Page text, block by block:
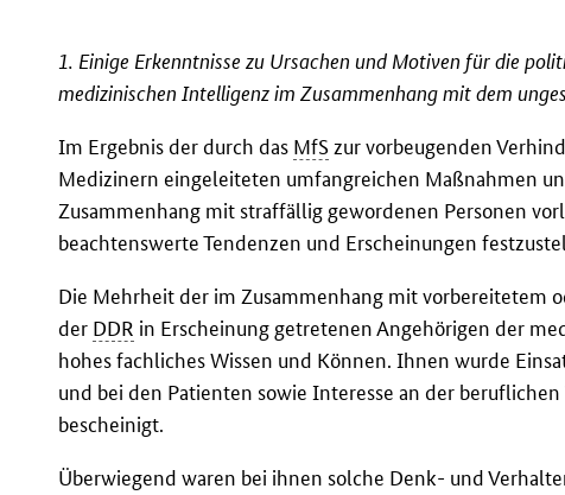
1. Einige Erkenntnisse zu Ursachen und Motiven für die
medizinischen Intelligenz im Zusammenhang mit dem
Im Ergebnis der durch das MfS zur vorbeugenden
Medizinern eingeleiteten umfangreichen Maßnahmen
Zusammenhang mit straffällig gewordenen Personen
beachtenswerte Tendenzen und Erscheinungen
Die Mehrheit der im Zusammenhang mit vorbereitetem
der DDR in Erscheinung getretenen Angehörigen der
hohes fachliches Wissen und Können. Ihnen wurde
und bei den Patienten sowie Interesse an der
bescheinigt.
Überwiegend waren bei ihnen solche Denk- und